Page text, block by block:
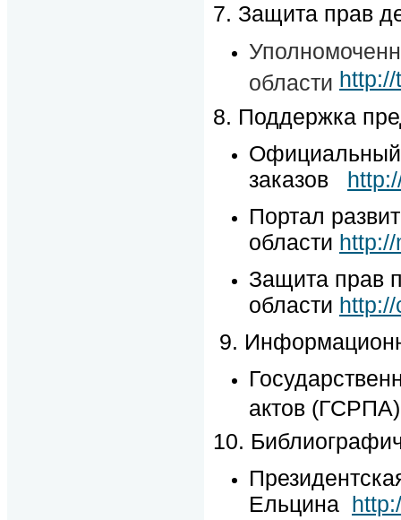
7. Защита прав
области
8. Поддержка
Официальный
заказов
Портал
области
Защита прав
области
9.
актов
10.
Ельцина